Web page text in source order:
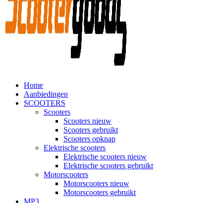
Home
Aanbiedingen
SCOOTERS
Scooters
Scooters nieuw
Scooters gebruikt
Scooters opknap
Elektrische scooters
Elektrische scooters nieuw
Elektrische scooters gebruikt
Motorscooters
Motorscooters nieuw
Motorscooters gebruikt
MP3